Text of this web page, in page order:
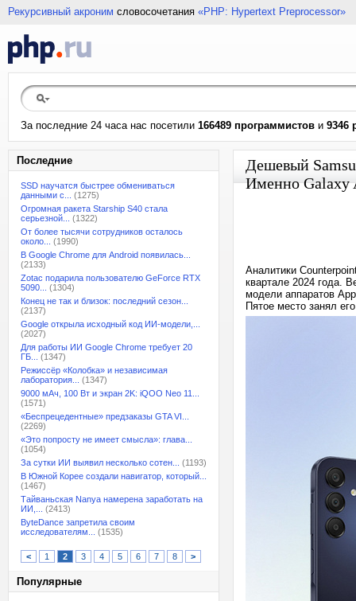
Рекурсивный акроним словосочетания «PHP: Hypertext Preprocessor»
За последние 24 часа нас посетили 166489 программистов и 9346
Последние
SSD научатся быстрее обмениваться
данными с...
(1275)
Огромная ракета Starship S40 стала
серьезной...
(1322)
От более тысячи сотрудников осталось
около...
(1990)
В Google Chrome для Android появилась...
(2133)
Zotac подарила пользователю GeForce RTX
5090...
(1304)
Конец не так и близок: последний сезон...
(2137)
Google открыла исходный код ИИ-модели,...
(2027)
Для работы ИИ Google Chrome требует 20
ГБ...
(1347)
Режиссёр «Колобка» и независимая
лаборатория...
(1347)
9000 мАч, 100 Вт и экран 2K: iQOO Neo 11...
(1571)
«Беспрецедентные» предзаказы GTA VI...
(2269)
«Это попросту не имеет смысла»: глава...
(1054)
За сутки ИИ выявил несколько сотен...
(1193)
В Южной Корее создали навигатор, который...
(1467)
Тайваньская Nanya намерена заработать на
ИИ,...
(2413)
ByteDance запретила своим
исследователям...
(1535)
< 1 2 3 4 5 6 7 8 >
Популярные
Дешевый
Именно Galaxy
Аналитики
квартале 2024 года.
модели аппаратов
Пятое место занял